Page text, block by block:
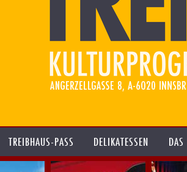
TREIBHAUS-PASS DELIKATESSEN